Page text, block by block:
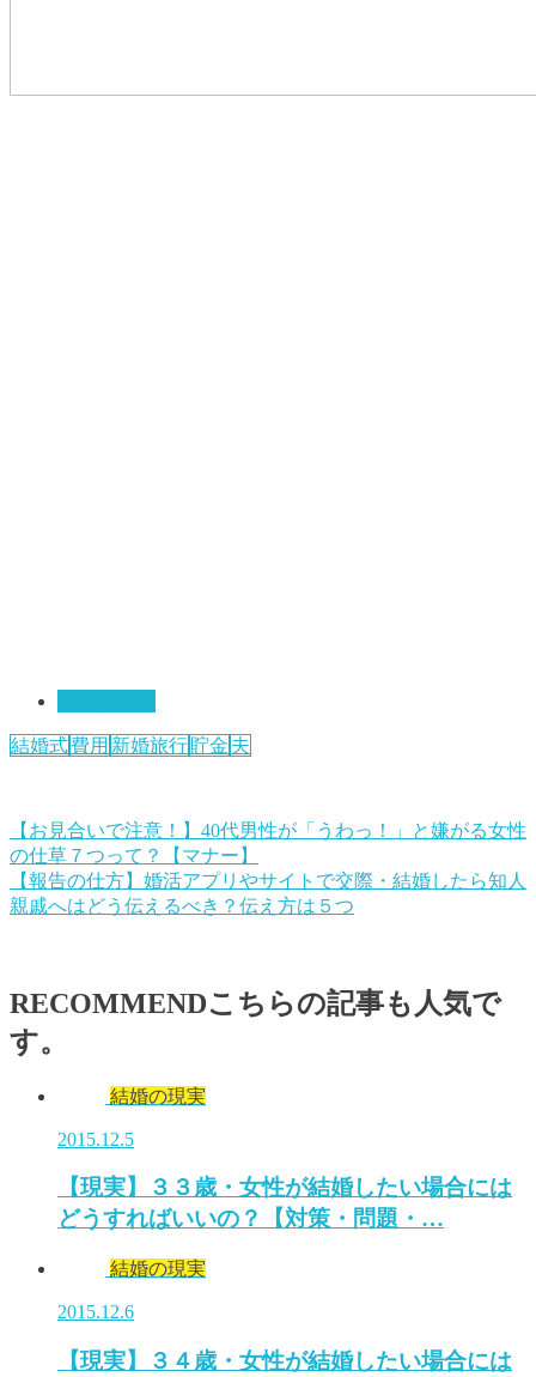
結婚式費用 新婚旅行貯金 夫
【お見合いで注意！】40代男性が「うわっ！」と嫌がる女性
の仕草７つって？【マナー】
【報告の仕方】婚活アプリやサイトで交際・結婚したら知人
親戚へはどう伝えるべき？伝え方は５つ
RECOMMENDこちらの記事も人気で
す。
結婚の現実
2015.12.5
【現実】３３歳・女性が結婚したい場合には
どうすればいいの？【対策・問題・…
結婚の現実
2015.12.6
【現実】３４歳・女性が結婚したい場合には